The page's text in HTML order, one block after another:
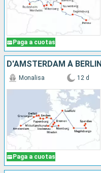
Paga a cuotas
Paga a cuotas
Monalisa 12 d